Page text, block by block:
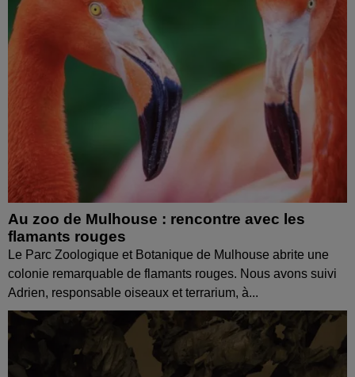
Au zoo de Mulhouse : rencontre avec les
flamants rouges
Le Parc Zoologique et Botanique de Mulhouse abrite une
colonie remarquable de flamants rouges. Nous avons suivi
Adrien, responsable oiseaux et terrarium, à...